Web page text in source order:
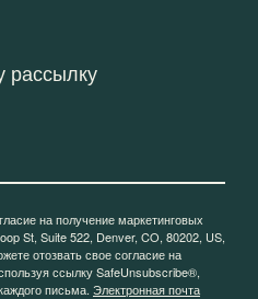
рассылку
на получение маркетинговых
St, Suite 522, Denver, CO, 80202, US,
отозвать свое согласие на
ссылку SafeUnsubscribe®,
письма. Электронная почта